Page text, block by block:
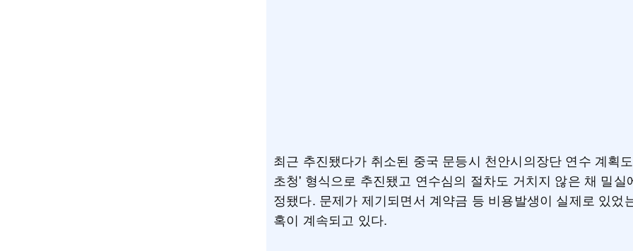
최근 추진됐다가 취소된 중국 문등시 천안시의장단 연수 계획
초청' 형식으로 추진됐고 연수심의 절차도 거치지 않은 채 밀실
정됐다. 문제가 제기되면서 계약금 등 비용발생이 실제로 있었
혹이 계속되고 있다.